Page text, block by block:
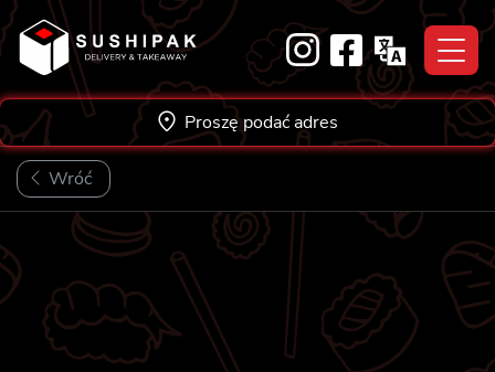
Skip
to
content
Proszę podać adres
Wróć